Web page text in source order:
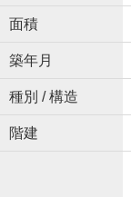
面積
築年月
種別 / 構造
階建